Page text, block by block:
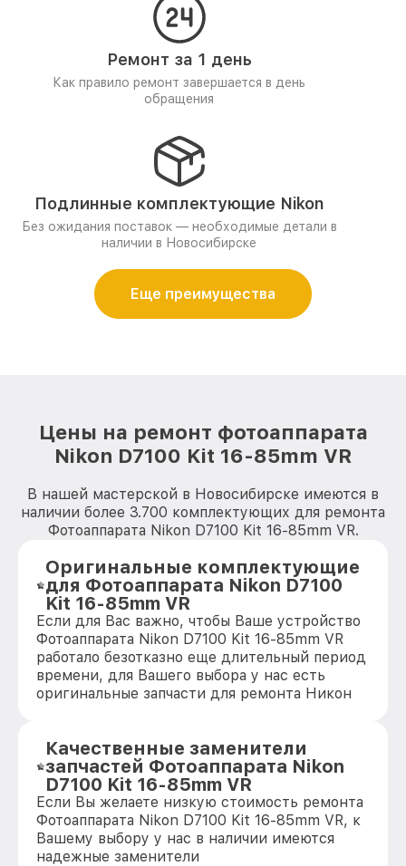
Ремонт за 1 день
Как правило ремонт завершается в день
обращения
Подлинные комплектующие Nikon
Без ожидания поставок — необходимые детали в
наличии в Новосибирске
Еще преимущества
Цены на ремонт фотоаппарата
Nikon D7100 Kit 16-85mm VR
В нашей мастерской в Новосибирске имеются в
наличии более 3.700 комплектующих для ремонта
Фотоаппарата Nikon D7100 Kit 16-85mm VR.
Оригинальные комплектующие
для Фотоаппарата Nikon D7100
Kit 16-85mm VR
Если для Вас важно, чтобы Ваше устройство
Фотоаппарата Nikon D7100 Kit 16-85mm VR
работало безотказно еще длительный период
времени, для Вашего выбора у нас есть
оригинальные запчасти для ремонта Никон
Качественные заменители
запчастей Фотоаппарата Nikon
D7100 Kit 16-85mm VR
Если Вы желаете низкую стоимость ремонта
Фотоаппарата Nikon D7100 Kit 16-85mm VR, к
Вашему выбору у нас в наличии имеются
надежные заменители